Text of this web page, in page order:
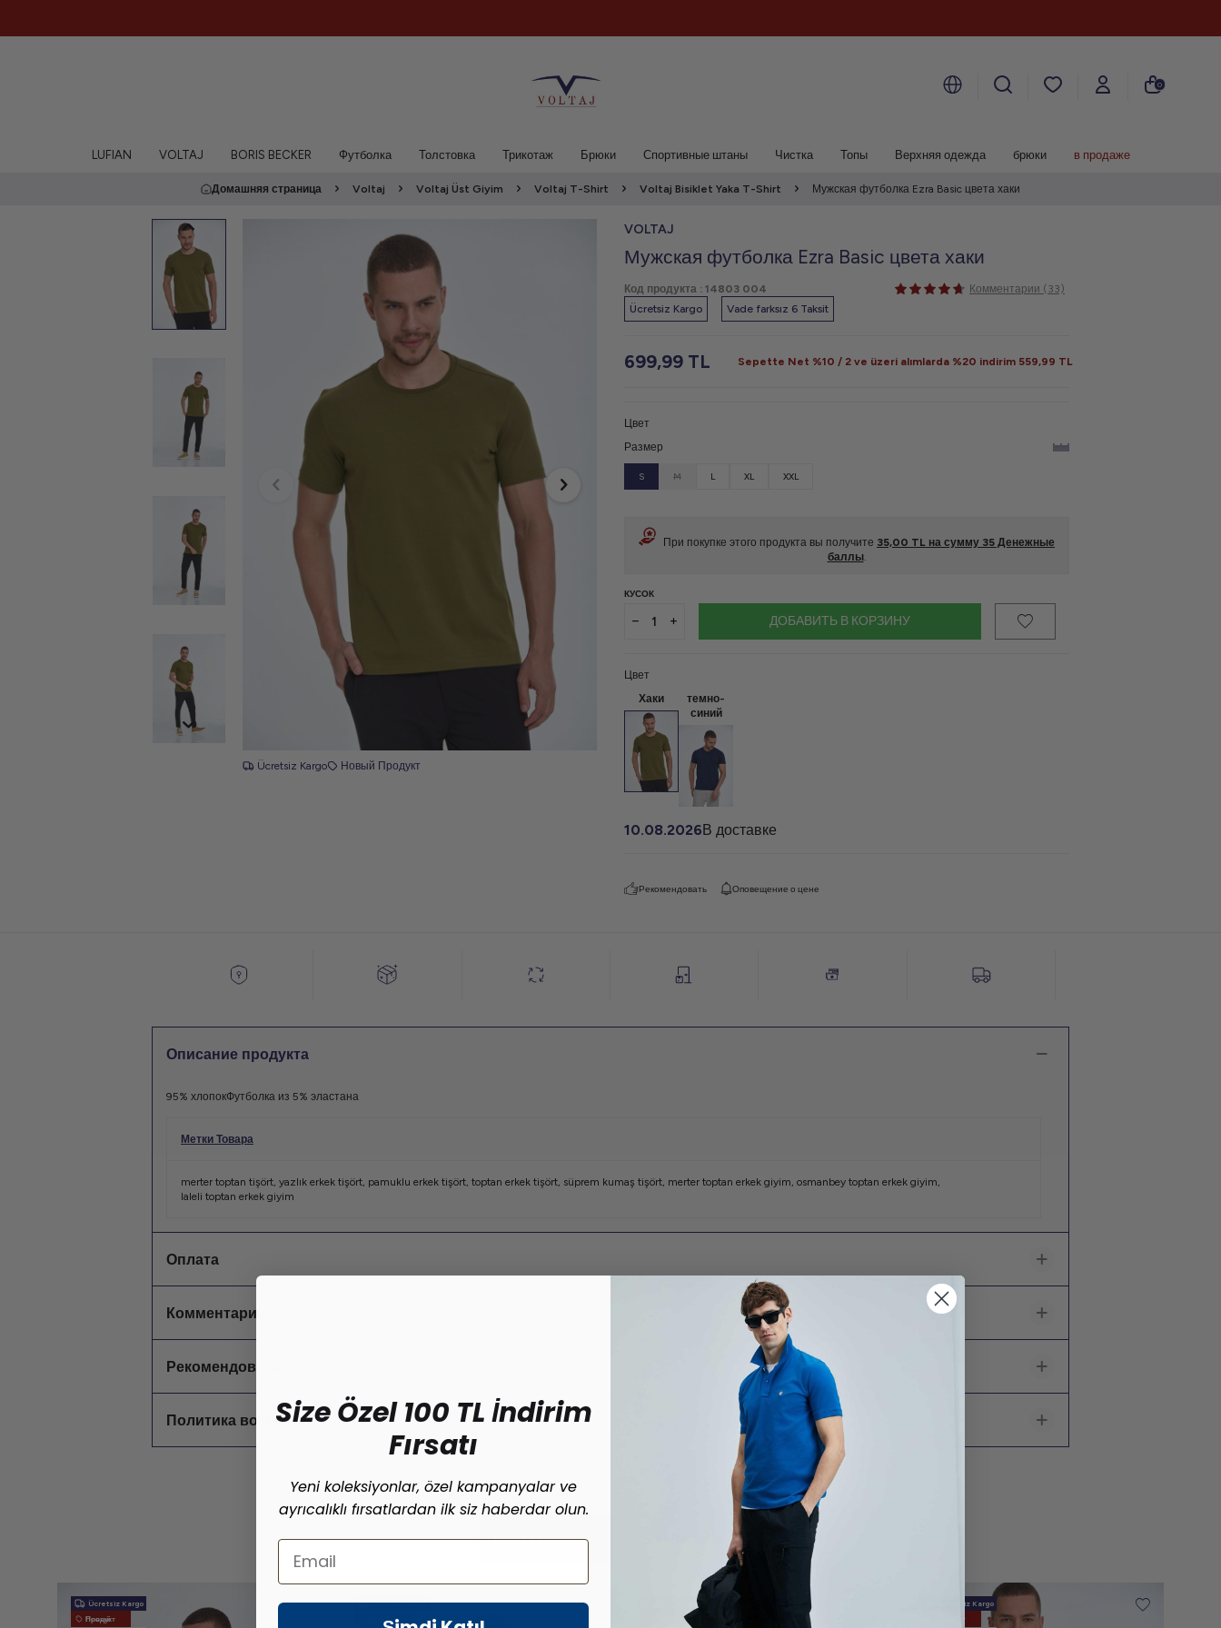
0
LUFIAN VOLTAJ BORIS BECKER Футболка Толстовка Трикотаж Брюки Спортивные штаны Чистка Топы Верхняя одежда брюки в продаже
Домашняя страница Voltaj Voltaj Üst Giyim Voltaj T-Shirt Voltaj Bisiklet Yaka T-Shirt Мужская футболка Ezra Basic цвета хаки
Ücretsiz Kargo Новый Продукт
VOLTAJ
Мужская футболка Ezra Basic цвета хаки
Код продукта : 14803 004
Комментарии (33)
Ücretsiz Kargo
Vade farksız 6 Taksit
699,99 TL Sepette Net %10 / 2 ve üzeri alımlarda %20 indirim 559,99 TL
Цвет
Размер
S M L XL XXL
При покупке этого продукта вы получите 35,00 TL на сумму 35 Денежные
баллы.
КУСОК
ДОБАВИТЬ В КОРЗИНУ
Цвет
Хаки
темно-
синий
10.08.2026В доставке
Рекомендовать Оповещение о цене
Описание продукта
95% хлопокФутболка из 5% эластана
Метки Товара
merter toptan tişört, yazlık erkek tişört, pamuklu erkek tişört, toptan erkek tişört, süprem kumaş tişört, merter toptan erkek giyim, osmanbey toptan erkek giyim,
laleli toptan erkek giyim
Оплата
Комментарии
Рекомендовать
Политика возврата
Benzer Ürünler
Ücretsiz Kargo
Новый Продукт
Ücretsiz Kargo
Новый Продукт
Ücretsiz Kargo
Ücretsiz Kargo
Новый Продукт
Size Özel 100 TL İndirim
Fırsatı
Yeni koleksiyonlar, özel kampanyalar ve
ayrıcalıklı fırsatlardan ilk siz haberdar olun.
Email